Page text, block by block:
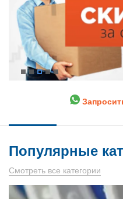
Популярные
Смотреть все категории